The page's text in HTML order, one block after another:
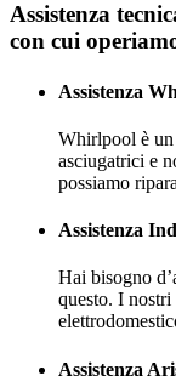
Assistenza
con cui
Assistenza
Whirlpool è
asciugatrici e
possiamo
Assistenza
Hai bisogno
questo. I
Assistenza